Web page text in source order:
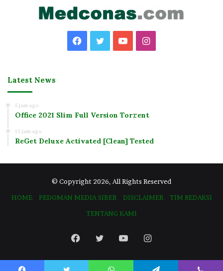
Facebook
TwitterYouTubeInstagram
Latest News
5 jam ago
Office 2021 Slim Full Version Tor𝚛ent
11 jam ago
ReGet Deluxe Activated [Clean] Tested
© Copyright 2026, All Rights Reserved
HOME
PEDOMAN MEDIA SIBER DISCLAIMER
TIM REDAKSI
TENTANG KAMI
Facebook
TwitterYouTubeInstagram